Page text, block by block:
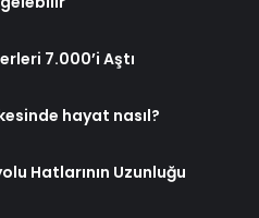
7.000’i Aştı
hayat nasıl?
Hatlarının Uzunluğu